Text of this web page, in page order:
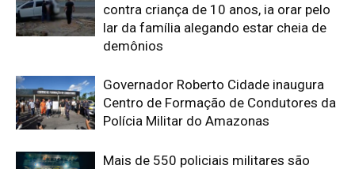
contra criança de 10 anos, ia orar pelo
lar da família alegando estar cheia de
demônios
Governador Roberto Cidade inaugura
Centro de Formação de Condutores da
Polícia Militar do Amazonas
Mais de 550 policiais militares são